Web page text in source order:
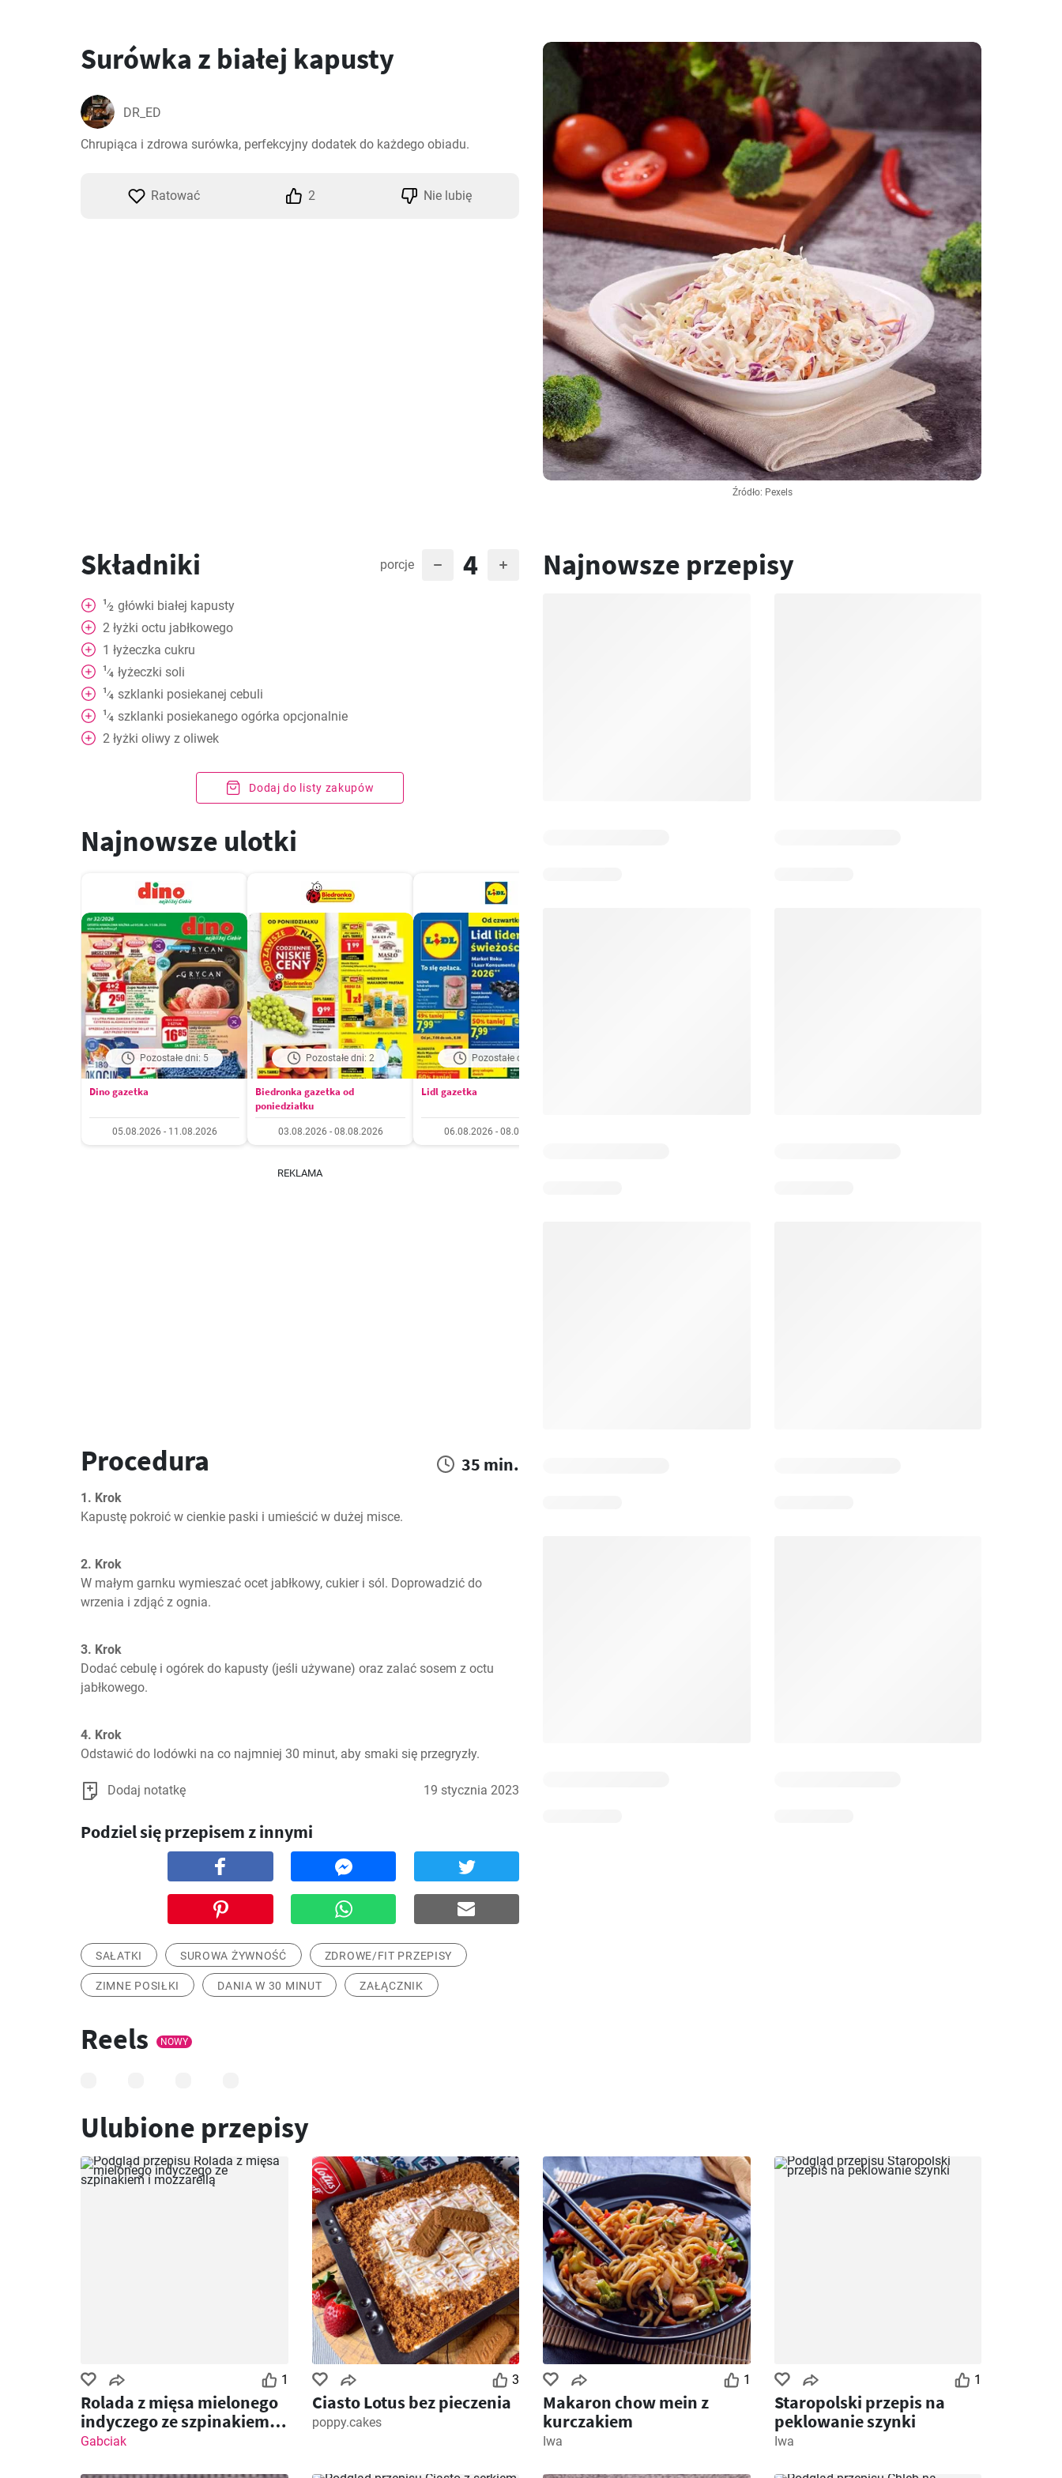
Źródło: Pexels
Surówka z białej kapusty
DR_ED
Chrupiąca i zdrowa surówka, perfekcyjny dodatek do każdego obiadu.
Ratować 2 Nie lubię
Składniki porcje 4
1⁄2 główki białej kapusty
2 łyżki octu jabłkowego
1 łyżeczka cukru
1⁄4 łyżeczki soli
1⁄4 szklanki posiekanej cebuli
1⁄4
szklanki posiekanego ogórka opcjonalnie
2 łyżki oliwy z oliwek
Dodaj do listy zakupów
Najnowsze ulotki
Pozostałe dni: 5
Dino gazetka
05.08.2026 - 11.08.2026
Pozostałe dni: 2
Biedronka gazetka od
poniedziałku
03.08.2026 - 08.08.2026
Pozostałe dni: 2
Lidl gazetka
06.08.2026 - 08.08.2026
REKLAMA
Procedura 35 min.
1. Krok
Kapustę pokroić w cienkie paski i umieścić w dużej misce.
2. Krok
W małym garnku wymieszać ocet jabłkowy, cukier i sól. Doprowadzić do
wrzenia i zdjąć z ognia.
3. Krok
Dodać cebulę i ogórek do kapusty (jeśli używane) oraz zalać sosem z octu
jabłkowego.
4. Krok
Odstawić do lodówki na co najmniej 30 minut, aby smaki się przegryzły.
Dodaj notatkę 19 stycznia 2023
Podziel się przepisem z innymi
SAŁATKI SUROWA ŻYWNOŚĆ ZDROWE/FIT PRZEPISY
ZIMNE POSIŁKI DANIA W 30 MINUT ZAŁĄCZNIK
Najnowsze przepisy
Reels NOWY
Ulubione przepisy
1
Rolada z mięsa mielonego
indyczego ze szpinakiem i
mozzarellą
Gabciak
3
Ciasto Lotus bez pieczenia
poppy.cakes
1
Makaron chow mein z
kurczakiem
Iwa
1
Staropolski przepis na
peklowanie szynki
Iwa